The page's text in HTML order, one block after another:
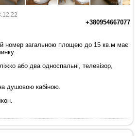
+380954667077
номер загальною площею до 15 кв.м має
або два односпальні, телевізор,
душовою кабіною.